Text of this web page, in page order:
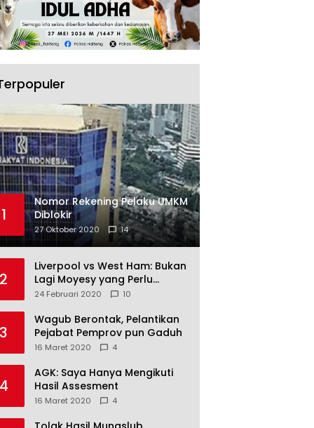
1
Nomor Rekening Pelaku UMKM
Diblokir
27 Oktober 2020 14
2
Liverpool vs West Ham: Bukan
Lagi Moyesy yang Perlu
Ditakuti
24 Februari 2020 10
3
Wagub Berontak, Pelantikan
Pejabat Pemprov pun Gaduh
16 Maret 2020 4
4
AGK: Saya Hanya Mengikuti
Hasil Assesment
16 Maret 2020 4